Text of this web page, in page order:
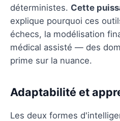
déterministes. Cette
explique pourquoi ces
échecs, la modélisation
médical assisté — des
prime sur la nuance.
Adaptabilité et
Les deux formes